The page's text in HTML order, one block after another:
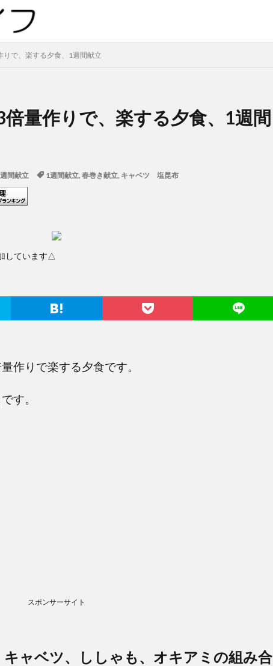
で、楽する夕食、1週間献立
量作りで、楽する夕食、1週間
間献立 1週間献立, 春巻き献立, キャベツ 塩昆布
しています△
作りで楽する夕食です。
す。
スポンサーサイト
ャベツ、ししゃも、オキアミの組み合